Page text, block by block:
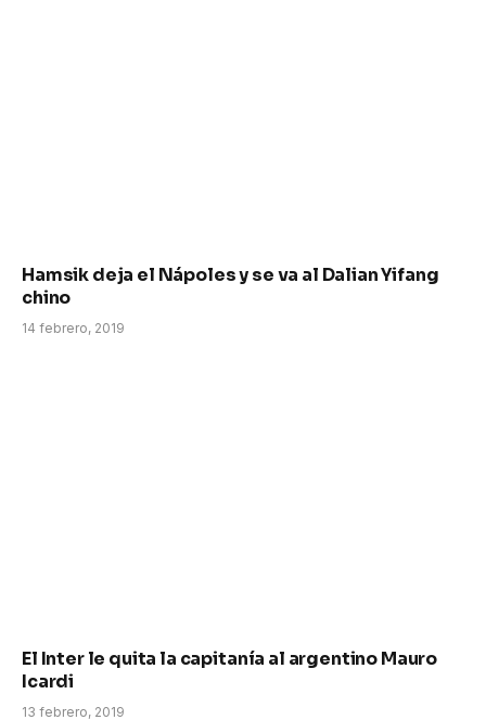
Hamsik deja el Nápoles y se va al Dalian Yifang
chino
14 febrero, 2019
El Inter le quita la capitanía al argentino Mauro
Icardi
13 febrero, 2019